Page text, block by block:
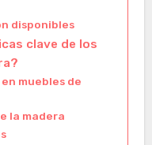
disponibles
clave de los
muebles de
la madera